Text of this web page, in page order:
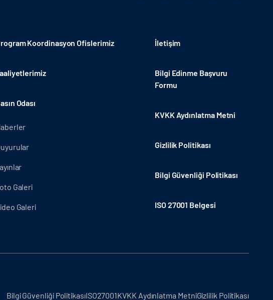
Koordinasyon Ofislerimiz
Odası
Galeri
Galeri
İletişim
Bilgi Edinme Başvuru
Formu
KVKK Aydınlatma Metni
Gizlilik Politikası
Bilgi Güvenliği Politikası
ISO 27001 Belgesi
Bilgi Güvenliği PolitikasıISO27001KVKK Aydınlatma MetniGizlilik Politikası